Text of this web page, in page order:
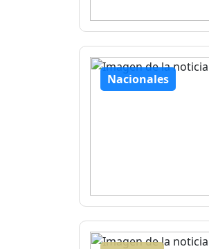
Nacionales